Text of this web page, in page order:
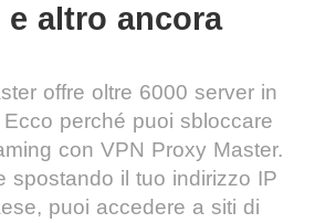
e altro ancora
offre oltre 6000 server in
perché puoi sbloccare
con VPN Proxy Master.
spostando il tuo indirizzo IP
puoi accedere a siti di